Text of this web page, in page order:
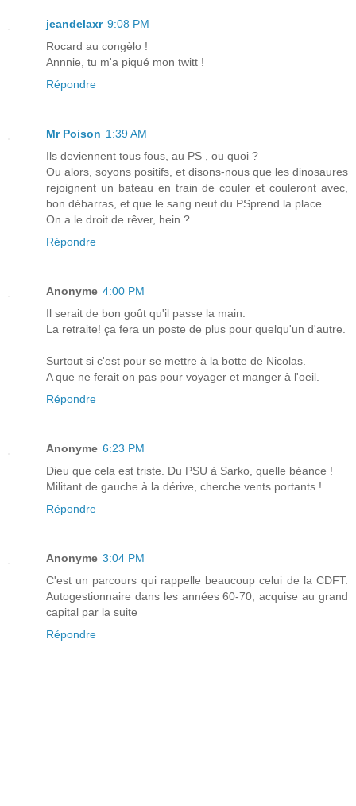
jeandelaxr 9:08 PM
Rocard au congèlo !
Annnie, tu m'a piqué mon twitt !
Répondre
Mr Poison 1:39 AM
Ils deviennent tous fous, au PS , ou quoi ?
Ou alors, soyons positifs, et disons-nous que les dinosaures
rejoignent un bateau en train de couler et couleront avec,
bon débarras, et que le sang neuf du PSprend la place.
On a le droit de rêver, hein ?
Répondre
Anonyme 4:00 PM
Il serait de bon goût qu'il passe la main.
La retraite! ça fera un poste de plus pour quelqu'un d'autre.
Surtout si c'est pour se mettre à la botte de Nicolas.
A que ne ferait on pas pour voyager et manger à l'oeil.
Répondre
Anonyme 6:23 PM
Dieu que cela est triste. Du PSU à Sarko, quelle béance !
Militant de gauche à la dérive, cherche vents portants !
Répondre
Anonyme 3:04 PM
C'est un parcours qui rappelle beaucoup celui de la CDFT.
Autogestionnaire dans les années 60-70, acquise au grand
capital par la suite
Répondre